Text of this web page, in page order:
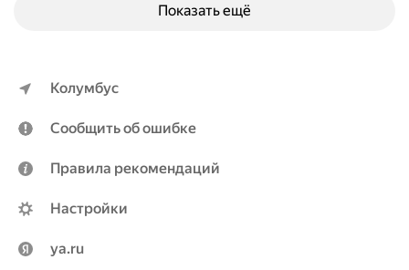
Показать ещё
Колумбус
Сообщить об ошибке
Правила рекомендаций
Настройки
ya.ru